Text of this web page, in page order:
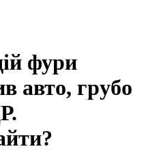
фури
авто, грубо